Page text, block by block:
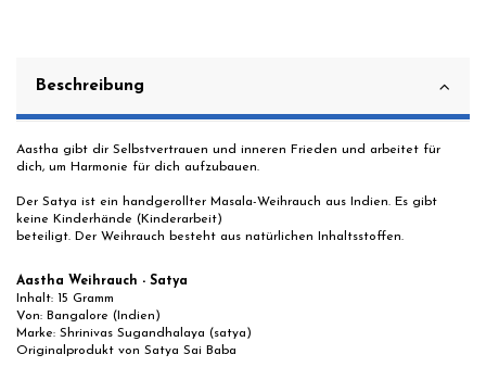
Beschreibung
Aastha gibt dir Selbstvertrauen und inneren Frieden und arbeitet für
dich, um Harmonie für dich aufzubauen.
Der Satya ist ein handgerollter Masala-Weihrauch aus Indien. Es gibt
keine Kinderhände (Kinderarbeit)
beteiligt. Der Weihrauch besteht aus natürlichen Inhaltsstoffen.
Aastha Weihrauch - Satya
Inhalt: 15 Gramm
Von: Bangalore (Indien)
Marke: Shrinivas Sugandhalaya (satya)
Originalprodukt von Satya Sai Baba